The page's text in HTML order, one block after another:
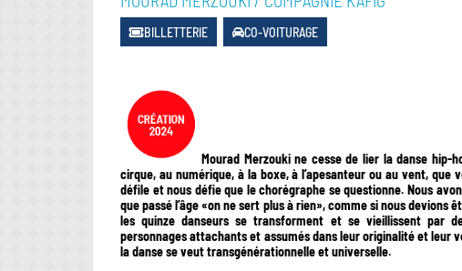
BILLETTERIE CO-VOITURAGE
Mourad Merzouki ne cesse de lier la danse hip-
cirque, au numérique, à la boxe, à l’apesanteur ou au vent,
défile et nous défie que le chorégraphe se questionne. Nous
que passé l’âge «on ne sert plus à rien», comme si nous
les quinze danseurs se transforment et se vieillissent par
personnages attachants et assumés dans leur originalité et leur
la danse se veut transgénérationnelle et universelle.